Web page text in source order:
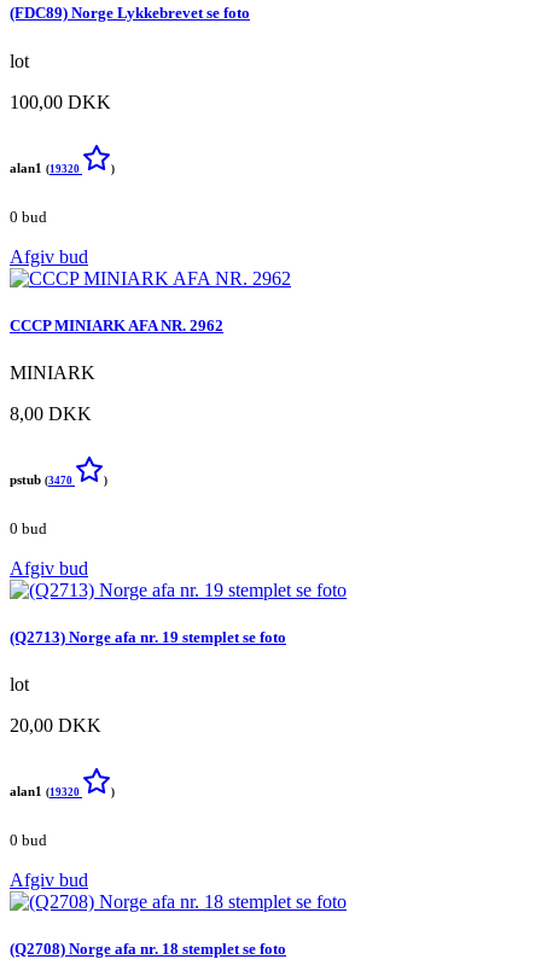
(FDC89) Norge Lykkebrevet se foto
lot
100,00 DKK
alan1 (19320 )
0 bud
Afgiv bud
CCCP MINIARK AFA NR. 2962
MINIARK
8,00 DKK
pstub (3470 )
0 bud
Afgiv bud
(Q2713) Norge afa nr. 19 stemplet se foto
lot
20,00 DKK
alan1 (19320 )
0 bud
Afgiv bud
(Q2708) Norge afa nr. 18 stemplet se foto